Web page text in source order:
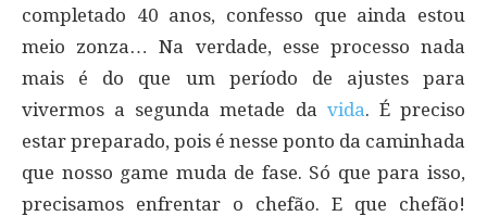
completado 40 anos, confesso que ainda estou
meio zonza… Na verdade, esse processo nada
mais é do que um período de ajustes para
vivermos a segunda metade da vida. É preciso
estar preparado, pois é nesse ponto da caminhada
que nosso game muda de fase. Só que para isso,
precisamos enfrentar o chefão. E que chefão!